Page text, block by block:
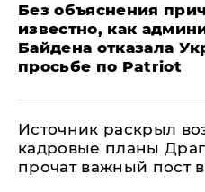
Без объяснения
известно, как
Байдена отказала
просьбе по Patriot
​Источник раскрыл
кадровые планы
прочат важный пост